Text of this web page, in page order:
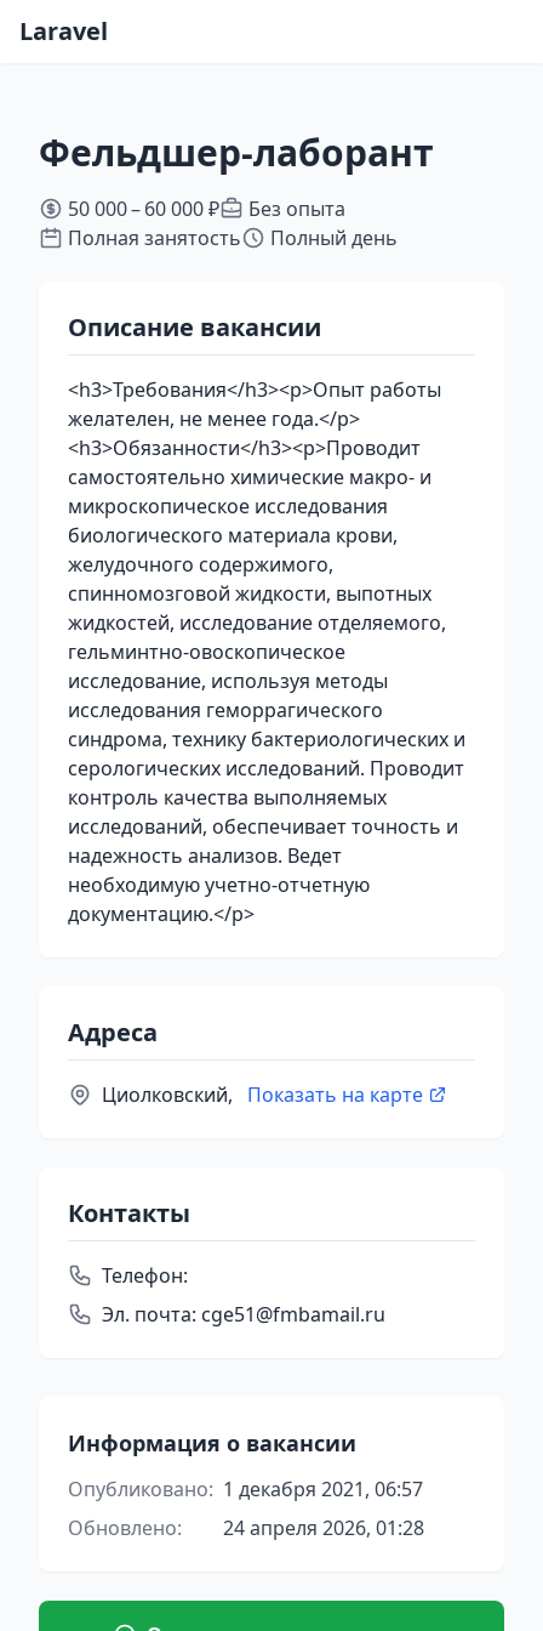
Laravel
Фельдшер-лаборант
50 000 – 60 000 ₽
Без опыта
Полная занятость
Полный день
Описание вакансии
<h3>Требования</h3><p>Опыт работы
желателен, не менее года.</p>
<h3>Обязанности</h3><p>Проводит
самостоятельно химические макро- и
микроскопическое исследования
биологического материала крови,
желудочного содержимого,
спинномозговой жидкости, выпотных
жидкостей, исследование отделяемого,
гельминтно-овоскопическое
исследование, используя методы
исследования геморрагического
синдрома, технику бактериологических и
серологических исследований. Проводит
контроль качества выполняемых
исследований, обеспечивает точность и
надежность анализов. Ведет
необходимую учетно-отчетную
документацию.</p>
Адреса
Циолковский, Показать на карте
Контакты
Телефон:
Эл. почта: cge51@fmbamail.ru
Информация о вакансии
Опубликовано: 1 декабря 2021, 06:57
Обновлено:
24 апреля 2026, 01:28